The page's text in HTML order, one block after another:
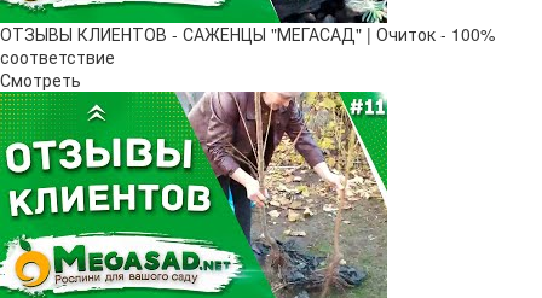
ОТЗЫВЫ КЛИЕНТОВ - САЖЕНЦЫ "МЕГАСАД" | Очиток - 100%
соответствие
Смотреть